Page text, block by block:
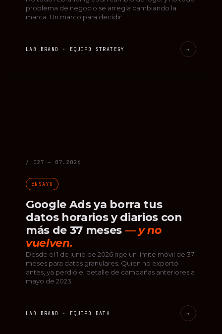
problema de negocio se arregla cambiando la
marca. Un marco para decidir.
LAB BRAND · EQUIPO STRATEGY →
/ 027 — 07.2026
ENSAYO
Google Ads ya borra tus
datos horarios y diarios con
más de 37 meses — y no
vuelven.
Desde el 1 de junio de 2026 rige un límite móvil de 37
meses para datos granulares. Quien no exportó
antes, ya perdió el detalle de campañas anteriores a
mayo de 2023.
LAB BRAND · EQUIPO DATA →